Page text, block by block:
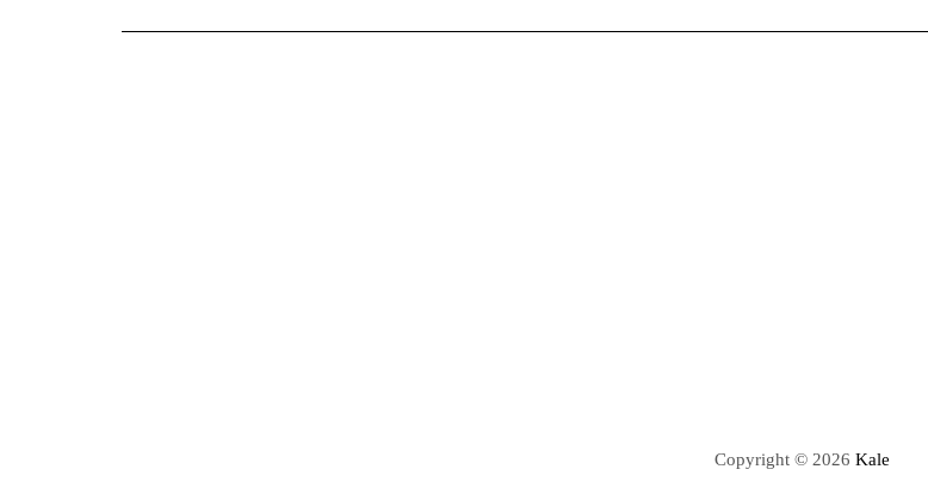
Copyright © 2026 Kale